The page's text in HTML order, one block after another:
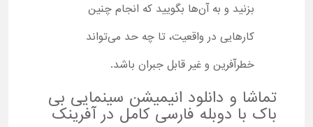
بزنید و به آن‌ها بگویید که انجام چنین
کارهایی در واقعیت، تا چه حد می‌تواند
خطرآفرین و غیر قابل جبران باشد.
تماشا و دانلود انیمیشن سینمایی بی
باک با دوبله فارسی کامل در آفرینک